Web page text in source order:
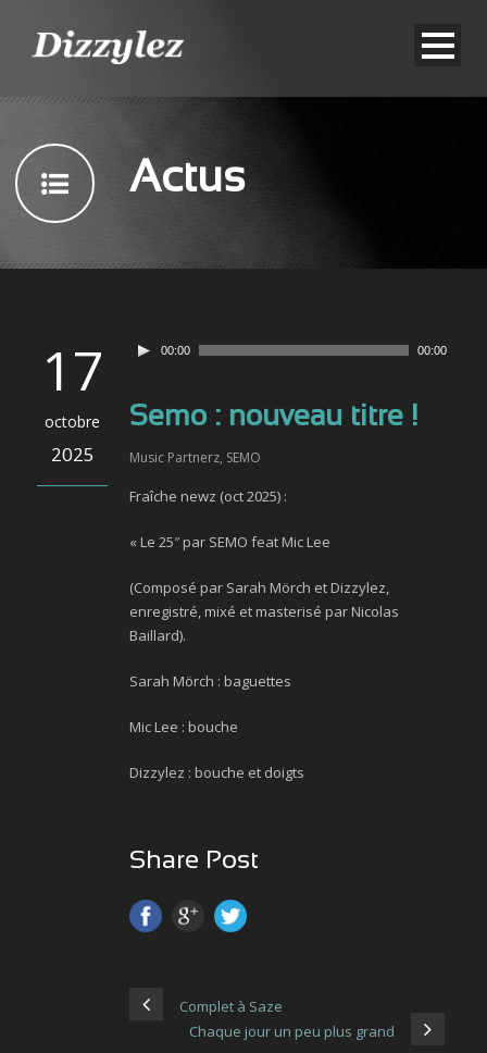
Actus
17
octobre
2025
00:00 00:00
Semo : nouveau titre !
Music Partnerz, SEMO
Fraîche newz (oct 2025) :
« Le 25″ par SEMO feat Mic Lee
(Composé par Sarah Mörch et Dizzylez,
enregistré, mixé et masterisé par Nicolas
Baillard).
Sarah Mörch : baguettes
Mic Lee : bouche
Dizzylez : bouche et doigts
Share Post
Complet à Saze
Chaque jour un peu plus grand